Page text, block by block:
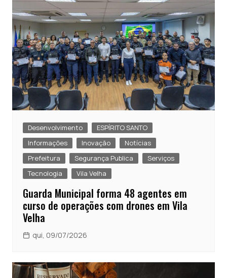
Desenvolvimento
ESPÍRITO SANTO
Informações
Inovação
Notícias
Prefeitura
Segurança Publica
Serviços
Tecnologia
Vila Velha
Guarda Municipal forma 48 agentes em
curso de operações com drones em Vila
Velha
qui, 09/07/2026